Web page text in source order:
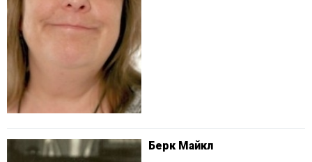
Берк Майкл